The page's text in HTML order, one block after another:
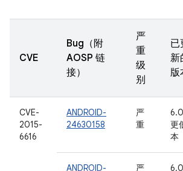
CVE
Bug（附
AOSP 链
接）
严
重
级
别
已
新
版
CVE-
2015-
6616
ANDROID-
24630158
严
重
更
本
ANDROID-
严